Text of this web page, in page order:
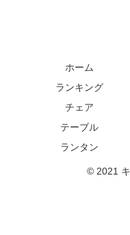
ホーム
ランキング
チェア
テーブル
ランタン
© 2021